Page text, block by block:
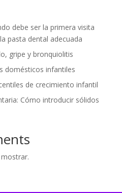
debe ser la primera visita
pasta dental adecuada
gripe y bronquiolitis
domésticos infantiles
de crecimiento infantil
Cómo introducir sólidos